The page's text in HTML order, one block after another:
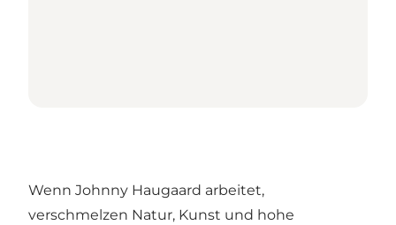
Wenn Johnny Haugaard arbeitet,
verschmelzen Natur, Kunst und hohe